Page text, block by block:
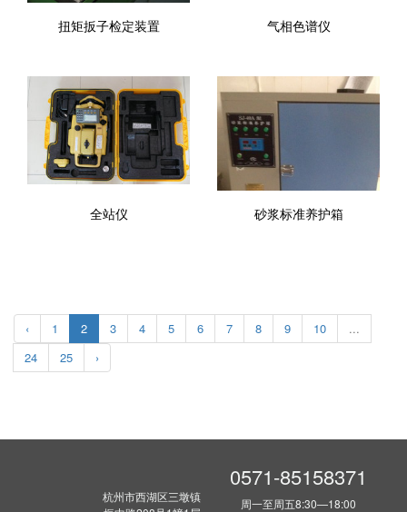
扭矩扳子检定装置 气相色谱仪
全站仪 砂浆标准养护箱
‹ 1 2 3 4 5 6 7 8 9 10
...
24
25 ›
杭州市西湖区三墩镇
0571-85158371
周一至周五8:30—18:00